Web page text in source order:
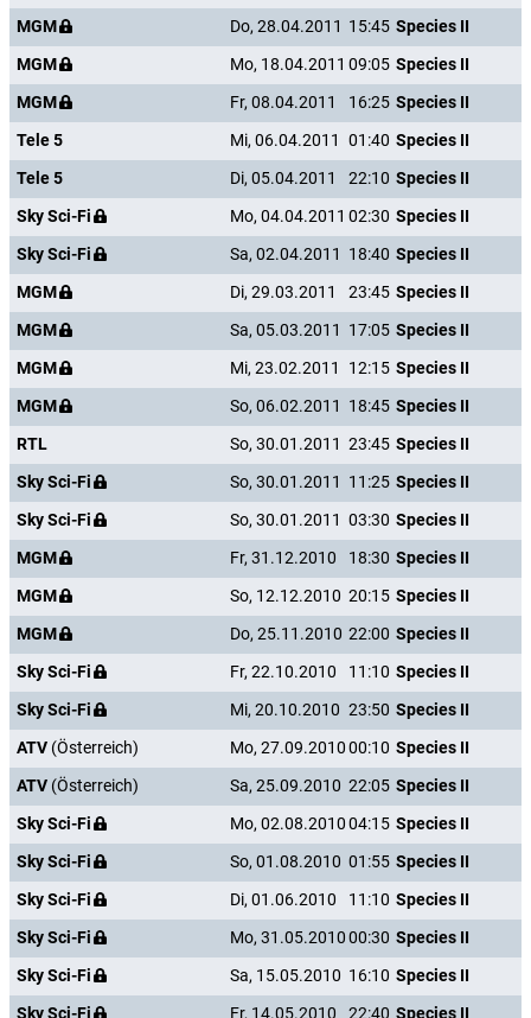
MGM
Do, 28.04.2011 15:45 Species II
MGM
Mo, 18.04.2011 09:05 Species II
MGM
Fr, 08.04.2011 16:25 Species II
Tele 5
Mi, 06.04.2011 01:40 Species II
Tele 5
Di, 05.04.2011 22:10 Species II
Sky Sci-Fi
Mo, 04.04.2011 02:30 Species II
Sky Sci-Fi
Sa, 02.04.2011 18:40 Species II
MGM
Di, 29.03.2011 23:45 Species II
MGM
Sa, 05.03.2011 17:05 Species II
MGM
Mi, 23.02.2011 12:15 Species II
MGM
So, 06.02.2011 18:45 Species II
RTL
So, 30.01.2011 23:45 Species II
Sky Sci-Fi
So, 30.01.2011 11:25 Species II
Sky Sci-Fi
So, 30.01.2011 03:30 Species II
MGM
Fr, 31.12.2010 18:30 Species II
MGM
So, 12.12.2010 20:15 Species II
MGM
Do, 25.11.2010 22:00 Species II
Sky Sci-Fi
Fr, 22.10.2010 11:10 Species II
Sky Sci-Fi
Mi, 20.10.2010 23:50 Species II
ATV (Österreich) Mo, 27.09.201000:10 Species II
ATV (Österreich) Sa, 25.09.2010 22:05 Species II
Sky Sci-Fi
Mo, 02.08.201004:15 Species II
Sky Sci-Fi
So, 01.08.2010 01:55 Species II
Sky Sci-Fi
Di, 01.06.2010 11:10 Species II
Sky Sci-Fi
Mo, 31.05.201000:30 Species II
Sky Sci-Fi
Sa, 15.05.2010 16:10 Species II
Sky Sci-Fi
Fr, 14.05.2010 22:40 Species II